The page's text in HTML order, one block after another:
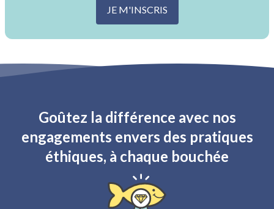
JE M'INSCRIS
Goûtez la différence avec nos
engagements envers des pratiques
éthiques, à chaque bouchée